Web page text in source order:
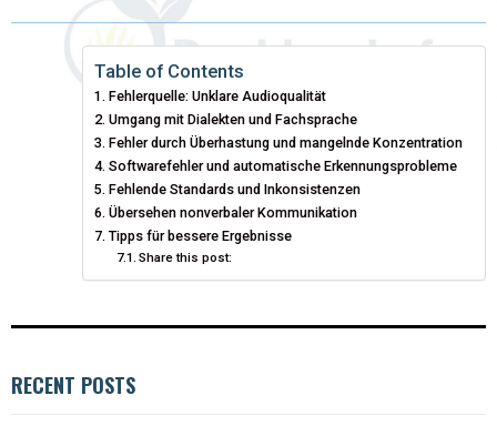
T O
O
K
R
S
T
D
Table of Contents
Fehlerquelle: Unklare Audioqualität
Umgang mit Dialekten und Fachsprache
Fehler durch Überhastung und mangelnde Konzentration
Softwarefehler und automatische Erkennungsprobleme
Fehlende Standards und Inkonsistenzen
Übersehen nonverbaler Kommunikation
Tipps für bessere Ergebnisse
Share this post:
RECENT POSTS